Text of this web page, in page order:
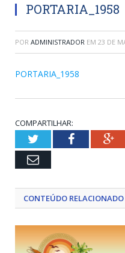
PORTARIA_1958
POR ADMINISTRADOR EM 23 DE
PORTARIA_1958
COMPARTILHAR:
TwitterFacebook
Email
CONTEÚDO RELACIONADO